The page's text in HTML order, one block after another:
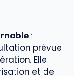
:
prévue
Elle
et de